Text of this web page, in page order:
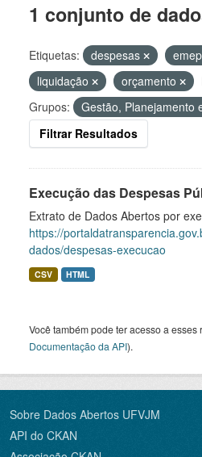
1 conjunto de
Etiquetas: despesas
liquidação
orçamento
Grupos:
Gestão, Planejamento
Filtrar Resultados
Execução das Despesas
Extrato de Dados Abertos por
https://
dados/despesas-execucao
CSV HTML
Você também pode ter acesso a esses
Documentação da API).
Sobre Dados Abertos UFVJM
API do CKAN